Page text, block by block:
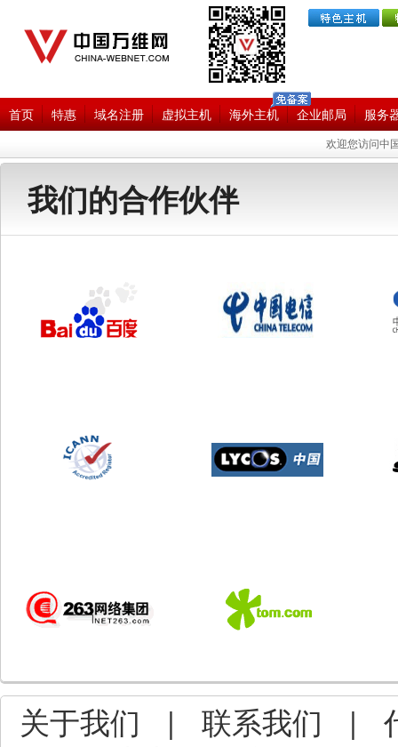
首页
欢迎您访问中
特惠 域名注册 虚拟主机 海外主机 企业邮局 服务
我们的合作伙伴
关于我们 |联系我们 |